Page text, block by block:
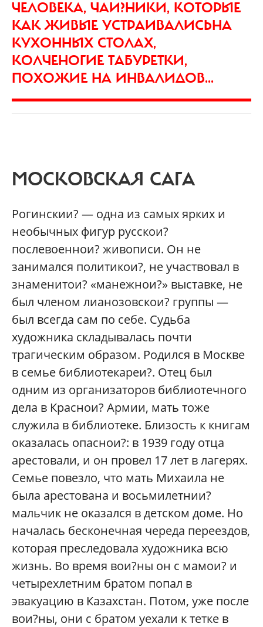
ЧЕЛОВЕКА, ЧАИ?НИКИ, КОТОРЫЕ
КАК ЖИВЫЕ УСТРАИВАЛИСЬНА
КУХОННЫХ СТОЛАХ,
КОЛЧЕНОГИЕ ТАБУРЕТКИ,
ПОХОЖИЕ НА ИНВАЛИДОВ...
МОСКОВСКАЯ САГА
Рогинскии? — одна из самых ярких и
необычных фигур русскои?
послевоеннои? живописи. Он не
занимался политикои?, не участвовал в
знаменитои? «манежнои?» выставке, не
был членом лианозовскои? группы —
был всегда сам по себе. Судьба
художника складывалась почти
трагическим образом. Родился в Москве
в семье библиотекареи?. Отец был
одним из организаторов библиотечного
дела в Краснои? Армии, мать тоже
служила в библиотеке. Близость к книгам
оказалась опаснои?: в 1939 году отца
арестовали, и он провел 17 лет в лагерях.
Семье повезло, что мать Михаила не
была арестована и восьмилетнии?
мальчик не оказался в детском доме. Но
началась бесконечная череда переездов,
которая преследовала художника всю
жизнь. Во время вои?ны он с мамои? и
четырехлетним братом попал в
эвакуацию в Казахстан. Потом, уже после
вои?ны, они с братом уехали к тетке в